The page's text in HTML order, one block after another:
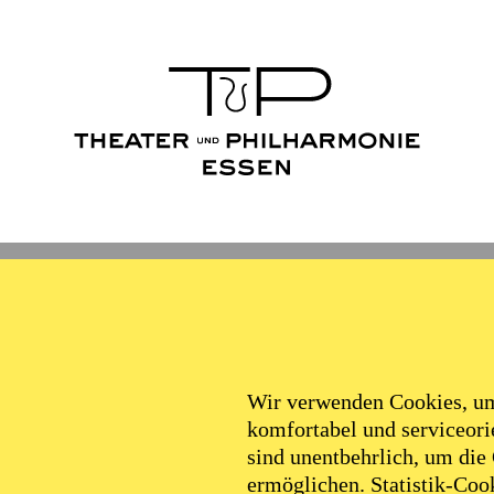
Wir verwenden Cookies,
komfortabel und
sind unentbehrlich, um
ermöglichen. Statistik-